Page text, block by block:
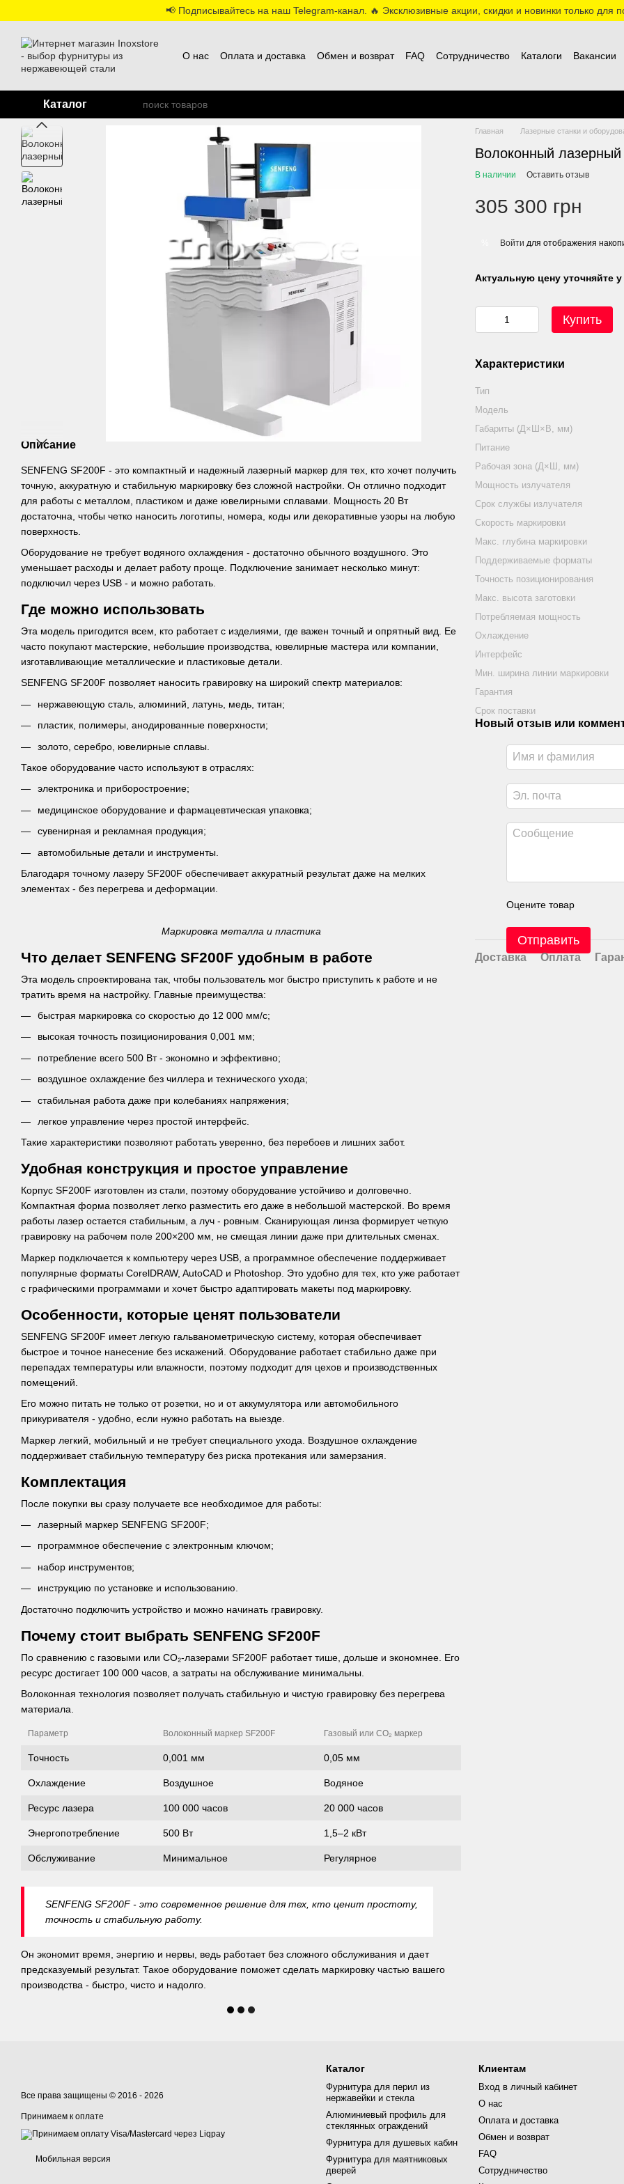
📢 Подписывайтесь на наш Telegram-канал. 🔥 Эксклюзивные акции, скидки и новинки только для
О нас Оплата и доставка Обмен и возврат FAQ Сотрудничество Каталоги Вакансии
Каталог
Описание
SENFENG SF200F - это компактный и надежный лазерный маркер для тех, кто хочет получить
точную, аккуратную и стабильную маркировку без сложной настройки. Он отлично подходит
для работы с металлом, пластиком и даже ювелирными сплавами. Мощность 20 Вт
достаточна, чтобы четко наносить логотипы, номера, коды или декоративные узоры на любую
поверхность.
Оборудование не требует водяного охлаждения - достаточно обычного воздушного. Это
уменьшает расходы и делает работу проще. Подключение занимает несколько минут:
подключил через USB - и можно работать.
Где можно использовать
Эта модель пригодится всем, кто работает с изделиями, где важен точный и опрятный вид. Ее
часто покупают мастерские, небольшие производства, ювелирные мастера или компании,
изготавливающие металлические и пластиковые детали.
SENFENG SF200F позволяет наносить гравировку на широкий спектр материалов:
нержавеющую сталь, алюминий, латунь, медь, титан;
пластик, полимеры, анодированные поверхности;
золото, серебро, ювелирные сплавы.
Такое оборудование часто используют в отраслях:
электроника и приборостроение;
медицинское оборудование и фармацевтическая упаковка;
сувенирная и рекламная продукция;
автомобильные детали и инструменты.
Благодаря точному лазеру SF200F обеспечивает аккуратный результат даже на мелких
элементах - без перегрева и деформации.
Маркировка металла и пластика
Что делает SENFENG SF200F удобным в работе
Эта модель спроектирована так, чтобы пользователь мог быстро приступить к работе и не
тратить время на настройку. Главные преимущества:
быстрая маркировка со скоростью до 12 000 мм/с;
высокая точность позиционирования 0,001 мм;
потребление всего 500 Вт - экономно и эффективно;
воздушное охлаждение без чиллера и технического ухода;
стабильная работа даже при колебаниях напряжения;
легкое управление через простой интерфейс.
Такие характеристики позволяют работать уверенно, без перебоев и лишних забот.
Удобная конструкция и простое управление
Корпус SF200F изготовлен из стали, поэтому оборудование устойчиво и долговечно.
Компактная форма позволяет легко разместить его даже в небольшой мастерской. Во время
работы лазер остается стабильным, а луч - ровным. Сканирующая линза формирует четкую
гравировку на рабочем поле 200×200 мм, не смещая линии даже при длительных сменах.
Маркер подключается к компьютеру через USB, а программное обеспечение поддерживает
популярные форматы CorelDRAW, AutoCAD и Photoshop. Это удобно для тех, кто уже работает
с графическими программами и хочет быстро адаптировать макеты под маркировку.
Особенности, которые ценят пользователи
SENFENG SF200F имеет легкую гальванометрическую систему, которая обеспечивает
быстрое и точное нанесение без искажений. Оборудование работает стабильно даже при
перепадах температуры или влажности, поэтому подходит для цехов и производственных
помещений.
Его можно питать не только от розетки, но и от аккумулятора или автомобильного
прикуривателя - удобно, если нужно работать на выезде.
Маркер легкий, мобильный и не требует специального ухода. Воздушное охлаждение
поддерживает стабильную температуру без риска протекания или замерзания.
Комплектация
После покупки вы сразу получаете все необходимое для работы:
лазерный маркер SENFENG SF200F;
программное обеспечение с электронным ключом;
набор инструментов;
инструкцию по установке и использованию.
Достаточно подключить устройство и можно начинать гравировку.
Почему стоит выбрать SENFENG SF200F
По сравнению с газовыми или CO₂-лазерами SF200F работает тише, дольше и экономнее. Его
ресурс достигает 100 000 часов, а затраты на обслуживание минимальны.
Волоконная технология позволяет получать стабильную и чистую гравировку без перегрева
материала.
Параметр Волоконный маркер SF200F Газовый или CO₂ маркер
Точность 0,001 мм 0,05 мм
Охлаждение Воздушное Водяное
Ресурс лазера 100 000 часов 20 000 часов
Энергопотребление 500 Вт 1,5–2 кВт
Обслуживание Минимальное Регулярное
SENFENG SF200F - это современное решение для тех, кто ценит простоту,
точность и стабильную работу.
Он экономит время, энергию и нервы, ведь работает без сложного обслуживания и дает
предсказуемый результат. Такое оборудование поможет сделать маркировку частью вашего
производства - быстро, чисто и надолго.
Главная Лазерные станки и
Волоконный
В наличии Оставить отзыв
305 300 грн
Войти для отображения
Актуальную цену уточняйте
Купить
Характеристики
Тип
Модель
Габариты (Д×Ш×В, мм)
Питание
Рабочая зона (Д×Ш, мм)
Мощность излучателя
Срок службы излучателя
Скорость маркировки
Макс. глубина маркировки
Поддерживаемые форматы
Точность позиционирования
Макс. высота заготовки
Потребляемая мощность
Охлаждение
Интерфейс
Мин. ширина линии маркировки
Гарантия
Срок поставки
Новый отзыв или
Оцените товар
Отправить
Доставка Оплата
Все права защищены © 2016 - 2026
Принимаем к оплате
Мобильная версия
Каталог
Фурнитура для перил из
нержавейки и стекла
Алюминиевый профиль для
стеклянных ограждений
Фурнитура для душевых кабин
Фурнитура для маятниковых
дверей
Клиентам
Вход в личный кабинет
О нас
Оплата и доставка
Обмен и возврат
FAQ
Сотрудничество